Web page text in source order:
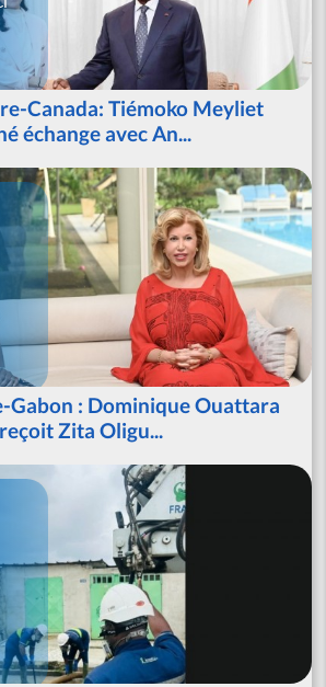
Canada: Tiémoko Meyliet
échange avec An...
Gabon : Dominique Ouattara
reçoit Zita Oligu...